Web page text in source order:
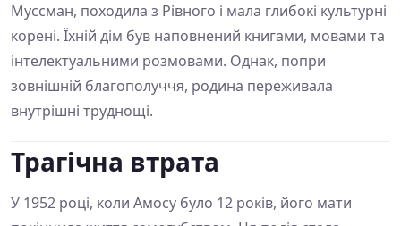
Муссман, походила з Рівного і мала глибокі культурні
корені. Їхній дім був наповнений книгами, мовами та
інтелектуальними розмовами. Однак, попри
зовнішній благополуччя, родина переживала
внутрішні труднощі.
Трагічна втрата
У 1952 році, коли Амосу було 12 років, його мати